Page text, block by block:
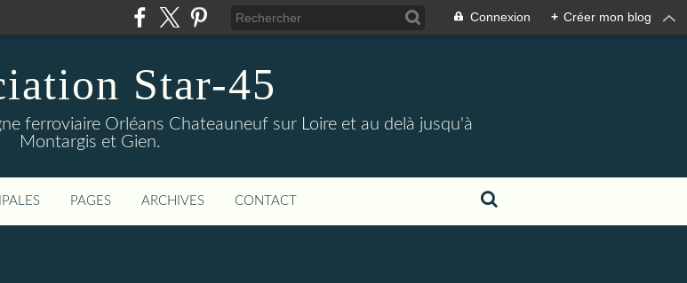
Connexion + Créer mon blog
Star-45
ferroviaire Orléans Chateauneuf sur Loire et au delà jusqu'à
Montargis et Gien.
PAGES ARCHIVES CONTACT